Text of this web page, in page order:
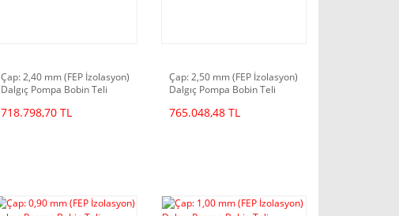
Çap: 2,40 mm (FEP İzolasyon)
Dalgıç Pompa Bobin Teli
718.798,70 TL
Çap: 2,50 mm (FEP İzolasyon)
Dalgıç Pompa Bobin Teli
765.048,48 TL